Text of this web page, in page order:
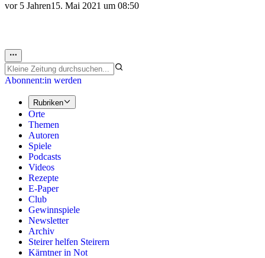
vor 5 Jahren15. Mai 2021 um 08:50
Abonnent:in werden
Rubriken
Orte
Themen
Autoren
Spiele
Podcasts
Videos
Rezepte
E-Paper
Club
Gewinnspiele
Newsletter
Archiv
Steirer helfen Steirern
Kärntner in Not